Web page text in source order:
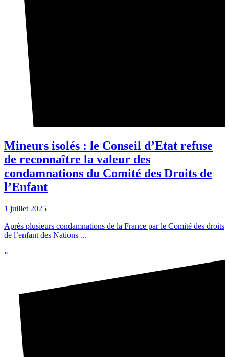
Mineurs isolés : le Conseil d’Etat refuse
de reconnaître la valeur des
condamnations du Comité des Droits de
l’Enfant
1 juillet 2025
Après plusieurs condamnations de la France par le Comité des droits
de l’enfant des Nations ...
»